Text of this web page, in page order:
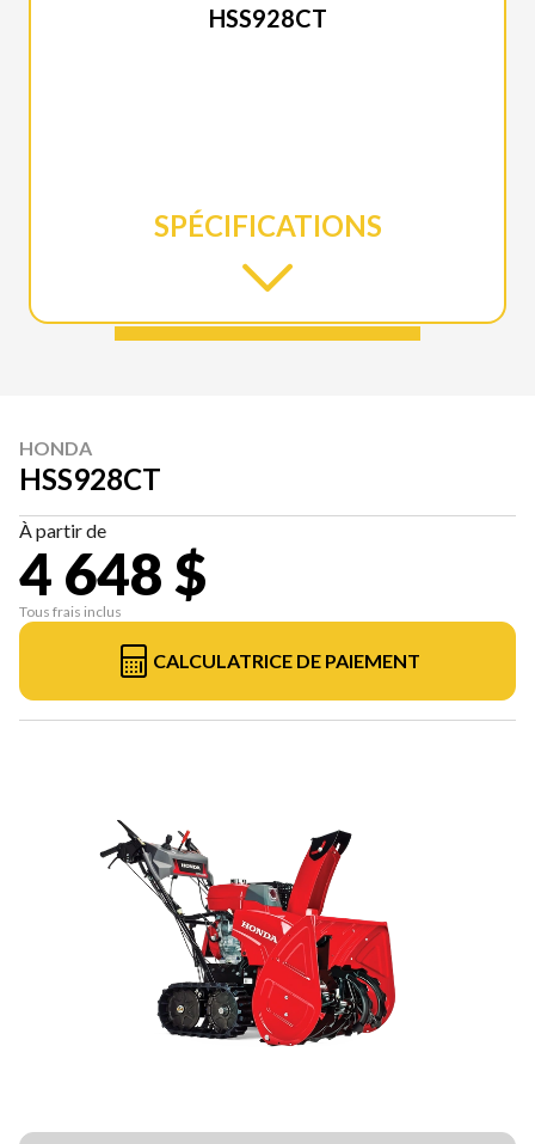
HSS928CT
SPÉCIFICATIONS
HONDA
HSS928CT
À partir de
4 648 $
Tous frais inclus
CALCULATRICE DE PAIEMENT